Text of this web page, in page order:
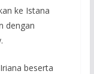
ke Istana
dengan
beserta